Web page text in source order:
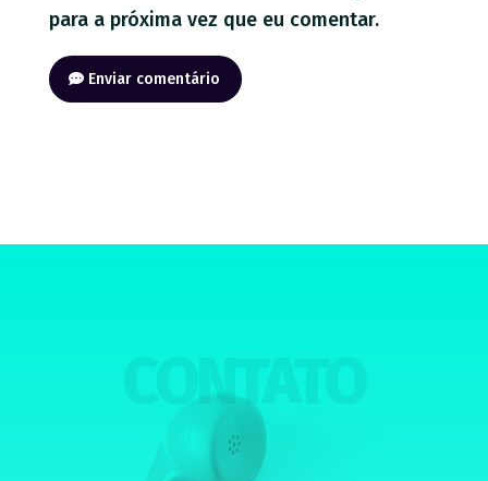
para a próxima vez que eu comentar.
Enviar comentário
CONTATO